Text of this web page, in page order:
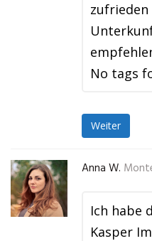
zufrieden
No tags
Weiter
Anna W.
Ich habe
Kasper